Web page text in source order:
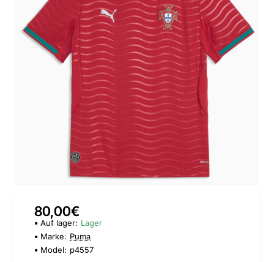
80,00€
Auf lager: Lager
Marke: Puma
Model: p4557